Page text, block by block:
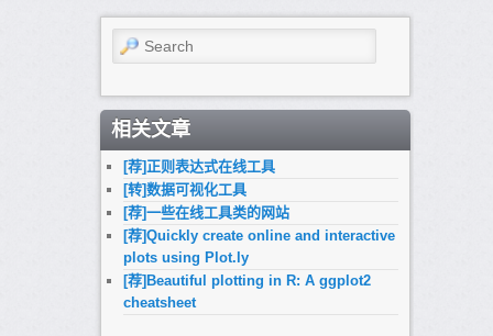
Search
相关文章
[荐]正则表达式在线工具
[转]数据可视化工具
[荐]一些在线工具类的网站
[荐]Quickly create online and interactive
plots using Plot.ly
[荐]Beautiful plotting in R: A ggplot2
cheatsheet